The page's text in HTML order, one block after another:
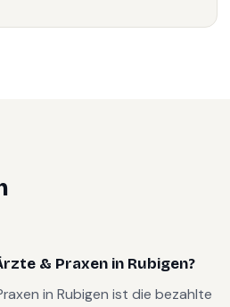
& Praxen in Rubigen?
in Rubigen ist die bezahlte